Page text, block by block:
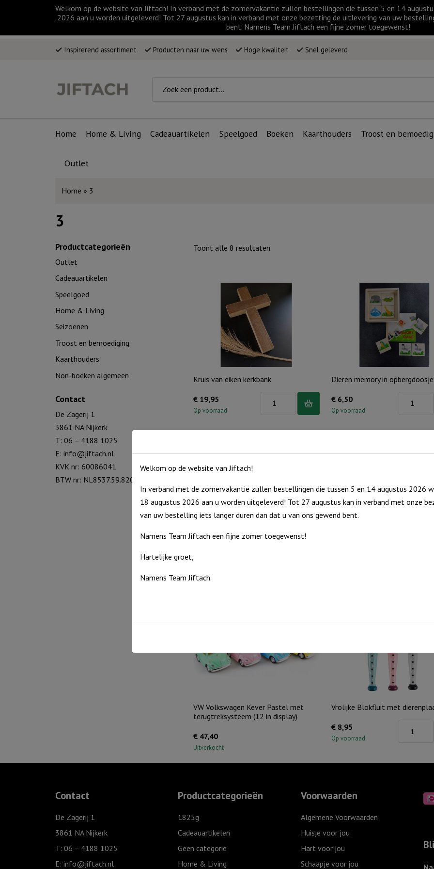
Welkom op de website van Jiftach! In verband met de zomervakantie zullen bestellingen die tussen 5 en 14
2026 aan u worden uitgeleverd! Tot 27 augustus kan in verband met onze bezetting de uitlevering van uw
bent. Namens Team Jiftach een fijne zomer toegewenst!
Inspirerend assortiment Producten naar uw wens Hoge kwaliteit Snel geleverd
Home Home & Living Cadeauartikelen Speelgoed Boeken Kaarthouders Troost en
Outlet
Home » 3
3
Productcategorieën
Outlet
Cadeauartikelen
Speelgoed
Home & Living
Seizoenen
Troost en bemoediging
Kaarthouders
Non-boeken algemeen
Contact
De Zagerij 1
3861 NA Nijkerk
T: 06 – 4188 1025
E: info@jiftach.nl
KVK nr: 60086041
BTW nr: NL8537.59.820.B01
Toont alle 8 resultaten
Kruis van eiken kerkbank
€ 19,95
Op voorraad
Dieren memory in opbergdoosje
€6,50
Op voorraad
Vrolijke Blokfluit met dierenplaatje –
VW Volkswagen Kever Pastel met
terugtreksysteem (12 in display)
€ 47,40
Uitverkocht
Vrolijke Blokfluit met
€8,95
Op voorraad
Contact
De Zagerij 1
3861 NA Nijkerk
T: 06 – 4188 1025
E: info@jiftach.nl
Productcategorieën
1825g
Cadeauartikelen
Geen categorie
Home & Living
Voorwaarden
Algemene Voorwaarden
Huisje voor jou
Hart voor jou
Schaapje voor jou
Welkom op de website van Jiftach!
In verband met de zomervakantie zullen bestellingen die tussen 5 en 14 augustus 2026
18 augustus 2026 aan u worden uitgeleverd! Tot 27 augustus kan in verband met onze
van uw bestelling iets langer duren dan dat u van ons gewend bent.
Namens Team Jiftach een fijne zomer toegewenst!
Hartelijke groet,
Namens Team Jiftach